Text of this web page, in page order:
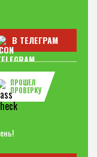
В ТЕЛЕГРАМ
ПРОШЕЛ
ПРОВЕРКУ